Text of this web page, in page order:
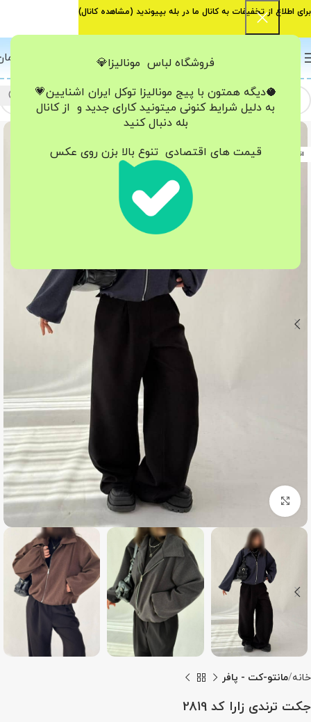
فروشگاه لباس مونالیزا💎
🥥دیگه همتون با پیج مونالیزا تو‌کل ایران اشنایین💗
به دلیل شرایط کنونی میتونید کارای جدید و از کانال
بله دنبال کنید
قیمت های اقتصادی تنوع بالا بزن روی عکس اتمام موجودی
بزرگنمایی تصویر
خانه مانتو-کت - پافر
جکت ترندی زارا کد 2819
برای اطلاع از تخفیفات به کانال ما در بله بپیوندید (مشاهده کانال)